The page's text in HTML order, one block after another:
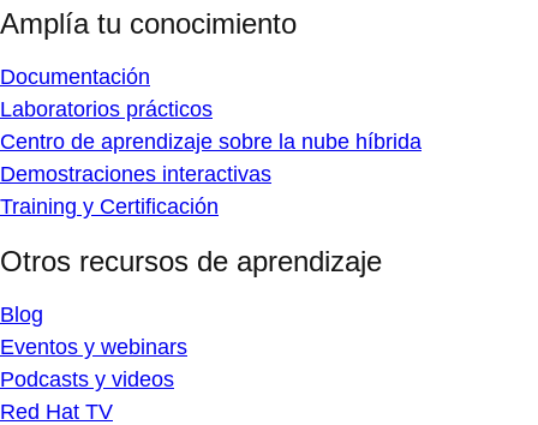
Amplía tu conocimiento
Documentación
Laboratorios prácticos
Centro de aprendizaje sobre la nube híbrida
Demostraciones interactivas
Training y Certificación
Otros recursos de aprendizaje
Blog
Eventos y webinars
Podcasts y videos
Red Hat TV